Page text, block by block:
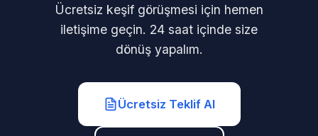
Ücretsiz keşif görüşmesi için hemen
iletişime geçin. 24 saat içinde size
dönüş yapalım.
Ücretsiz Teklif Al